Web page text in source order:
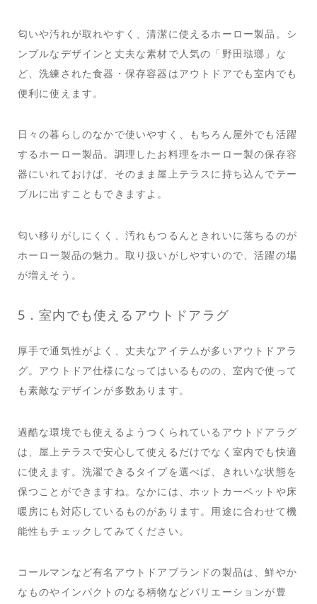
匂いや汚れが取れやすく、清潔に使えるホーロー製品。シ
ンプルなデザインと丈夫な素材で人気の「野田琺瑯」な
ど、洗練された食器・保存容器はアウトドアでも室内でも
便利に使えます。
日々の暮らしのなかで使いやすく、もちろん屋外でも活躍
するホーロー製品。調理したお料理をホーロー製の保存容
器にいれておけば、そのまま屋上テラスに持ち込んでテー
ブルに出すこともできますよ。
匂い移りがしにくく、汚れもつるんときれいに落ちるのが
ホーロー製品の魅力。取り扱いがしやすいので、活躍の場
が増えそう。
5．室内でも使えるアウトドアラグ
厚手で通気性がよく、丈夫なアイテムが多いアウトドアラ
グ。アウトドア仕様になってはいるものの、室内で使って
も素敵なデザインが多数あります。
過酷な環境でも使えるようつくられているアウトドアラグ
は、屋上テラスで安心して使えるだけでなく室内でも快適
に使えます。洗濯できるタイプを選べば、きれいな状態を
保つことができますね。なかには、ホットカーペットや床
暖房にも対応しているものがあります。用途に合わせて機
能性もチェックしてみてください。
コールマンなど有名アウトドアブランドの製品は、鮮やか
なものやインパクトのなる柄物などバリエーションが豊